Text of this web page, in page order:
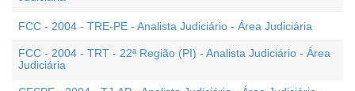
FCC - 2004 - TRE-PE - Analista Judiciário - Área Judiciária
FCC - 2004 - TRT - 22ª Região (PI) - Analista Judiciário - Área
Judiciária